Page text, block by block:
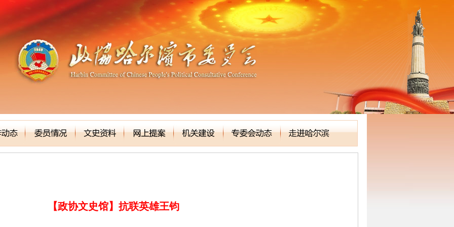
【政协文史馆】抗联英雄王钧